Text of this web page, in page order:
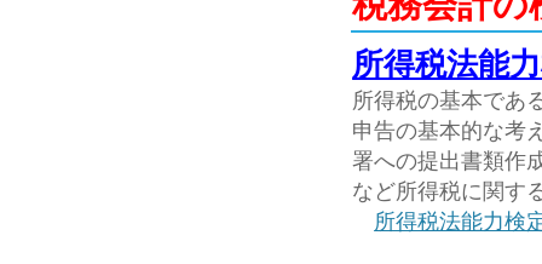
所得税法能
所得税の基本であ
申告の基本的な考
署への提出書類作
など所得税に関す
所得税法能力検